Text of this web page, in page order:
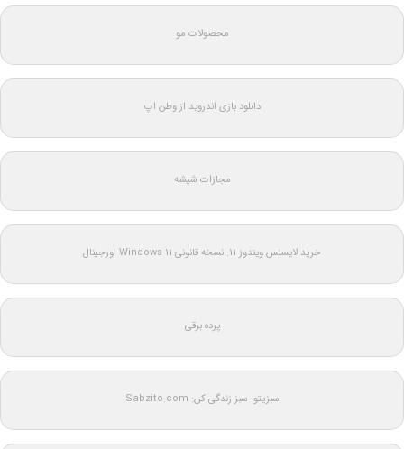
محصولات مو
دانلود بازی اندروید از وطن اپ
مجازات شیشه
خرید لایسنس ویندوز 11: نسخه قانونی Windows 11 اورجینال
پرده برقی
سبزیتو: سبز زندگی کن: Sabzito.com